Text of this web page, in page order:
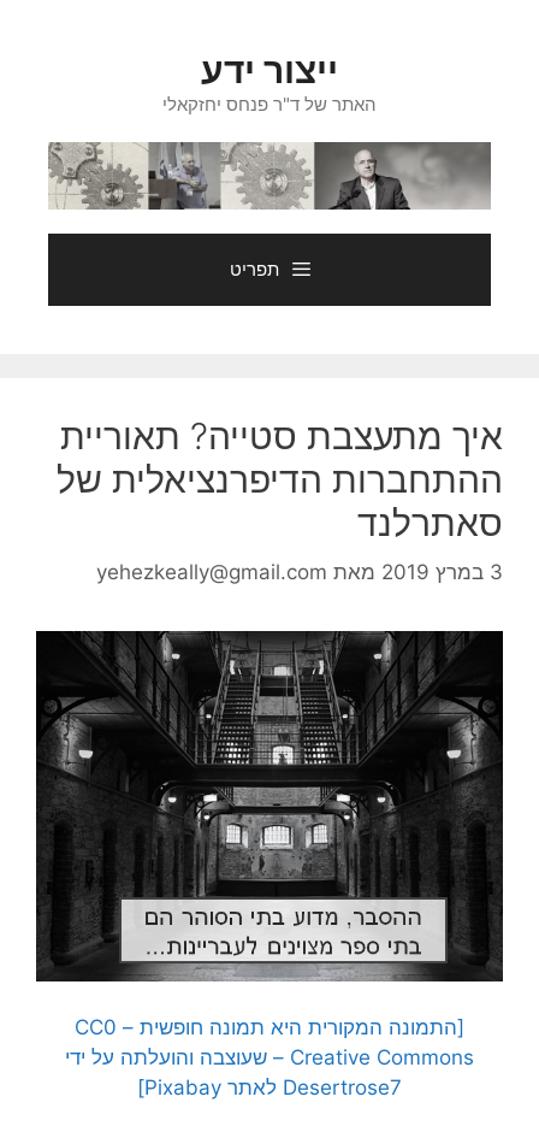
ייצור ידע
האתר של ד"ר פנחס יחזקאלי
תפריט
איך מתעצבת סטייה? תאוריית
ההתחברות הדיפרנציאלית של
סאתרלנד
3 במרץ 2019 מאת yehezkeally@gmail.com
[התמונה המקורית היא תמונה חופשית – CC0
Creative Commons – שעוצבה והועלתה על ידי
Desertrose7 לאתר Pixabay]